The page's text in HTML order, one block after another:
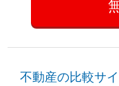
不動産の比較サ